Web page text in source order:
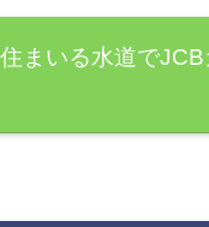
住まいる水道で